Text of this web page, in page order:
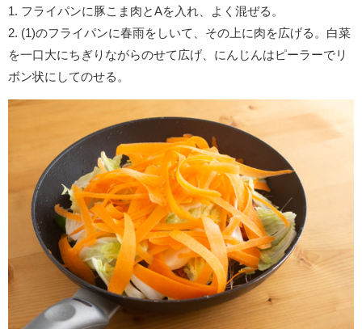
1. フライパンに豚こま肉とAを入れ、よく混ぜる。
2. (1)のフライパンに春雨をしいて、その上に肉を広げる。白菜
を一口大にちぎりながらのせて広げ、にんじんはピーラーでリ
ボン状にしてのせる。